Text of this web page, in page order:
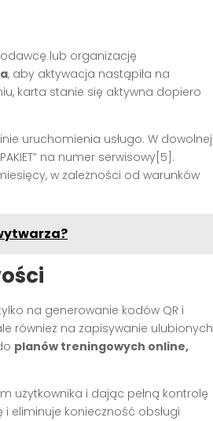
lub organizację
, aby aktywacja nastąpiła na
karta stanie się aktywna dopiero
uruchomienia usługo. W dowolnej
na numer serwisowy [5] .
w zależności od warunków
na generowanie kodów QR i
również na zapisywanie ulubionych
planów treningowych online,
użytkownika i dając pełną kontrolę
eliminuje konieczność obsługi